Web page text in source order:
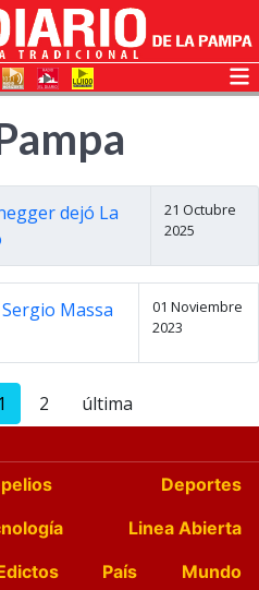
dejó La
21 Octubre
2025
Massa
01 Noviembre
2023
1 2 última
Deportes
Linea Abierta
País
Mundo